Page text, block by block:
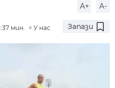
A+ A-
мин. У нас Запази